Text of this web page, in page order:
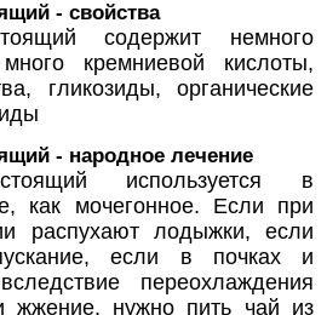
- свойства
содержит немного
кремниевой кислоты,
гликозиды, органические
- народное лечение
используется в
как мочегонное. Если при
распухают лодыжки, если
если в почках и
переохлаждения
жжение, нужно пить чай из